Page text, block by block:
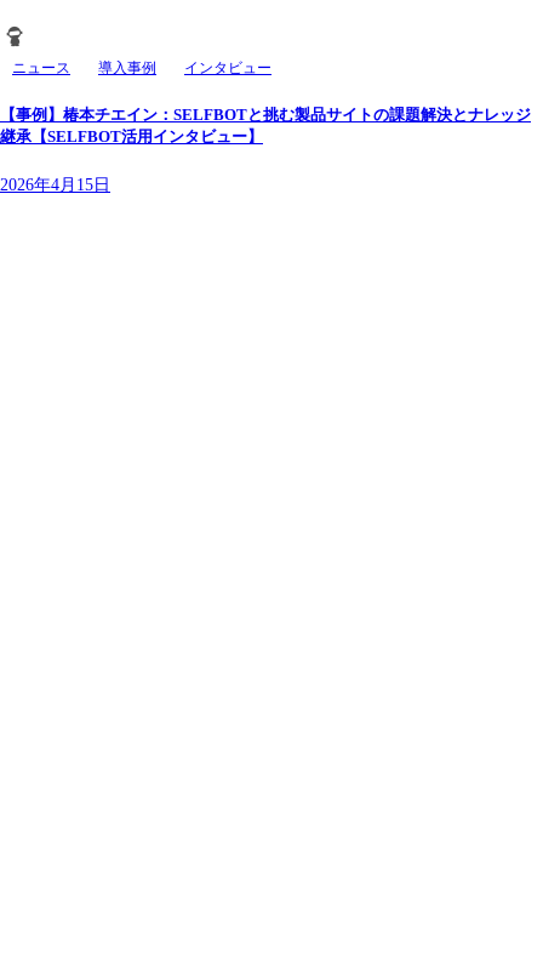
ニュース 導入事例 インタビュー
【事例】椿本チエイン：SELFBOTと挑む製品サイトの課題解決とナレッジ
継承【SELFBOT活用インタビュー】
2026年4月15日